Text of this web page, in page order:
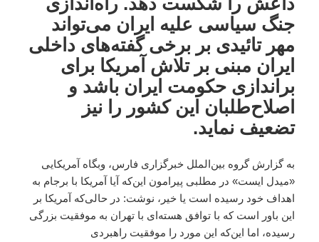
جنگ سیاسی علیه ایران می‌تواند
مهر تائیدی بر برخی گفته‌های داخلی
ایران مبنی بر تلاش آمریکا برای
براندازی حکومت ایران باشد و
اصلاح‌طلبان این کشور را نیز
تضعیف نماید.
به گزارش گروه بین‌الملل خبرگزاری فارس، وبگاه آمریکایی
«میدل ایست» در مطلبی پیرامون این‌که آیا آمریکا با برجام به
اهداف خود رسیده است یا خیر، نوشت: در حالی‌که آمریکا بر
این باور است که با توافق هسته‌ای با تهران به موفقیت بزرگی
رسیده، اما این‌که این مورد را موفقیت راهبردی